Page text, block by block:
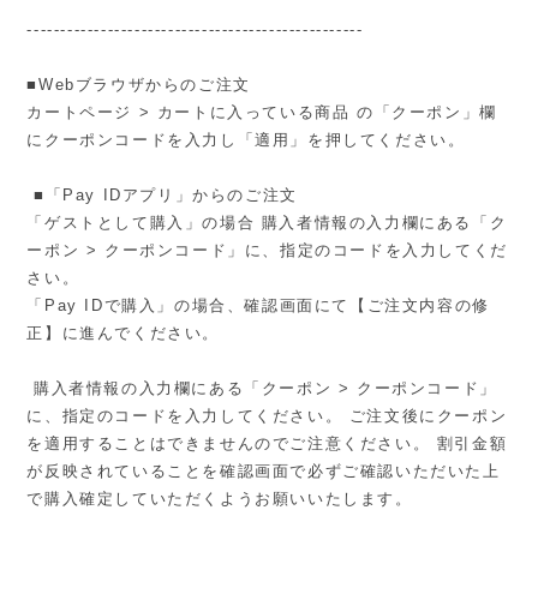
--------------------------------------------------
■Webブラウザからのご注文
カートページ > カートに入っている商品 の「クーポン」欄
にクーポンコードを入力し「適用」を押してください。
■「Pay IDアプリ」からのご注文
「ゲストとして購入」の場合 購入者情報の入力欄にある「ク
ーポン > クーポンコード」に、指定のコードを入力してくだ
さい。
「Pay IDで購入」の場合、確認画面にて【ご注文内容の修
正】に進んでください。
購入者情報の入力欄にある「クーポン > クーポンコード」
に、指定のコードを入力してください。 ご注文後にクーポン
を適用することはできませんのでご注意ください。 割引金額
が反映されていることを確認画面で必ずご確認いただいた上
で購入確定していただくようお願いいたします。